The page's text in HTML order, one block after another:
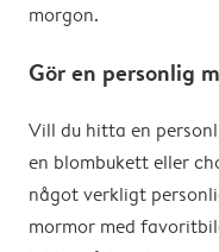
morgon.
Gör en personlig
Vill du hitta en
en blombukett eller
något verkligt
mormor med